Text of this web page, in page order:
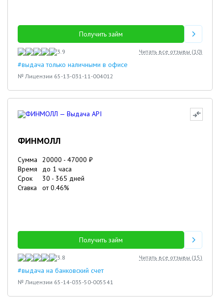
Получить займ
3.9 Читать все отзывы (10)
#выдача только наличными в офисе
№ Лицензии 65-13-031-11-004012
ФИНМОЛЛ
Сумма 20000 - 47000 ₽
Время
до 1 часа
Срок
30 - 365 дней
Ставка
от0.46%
Получить займ
3.8 Читать все отзывы (15)
#выдача на банковский счет
№ Лицензии 65-14-035-50-005541